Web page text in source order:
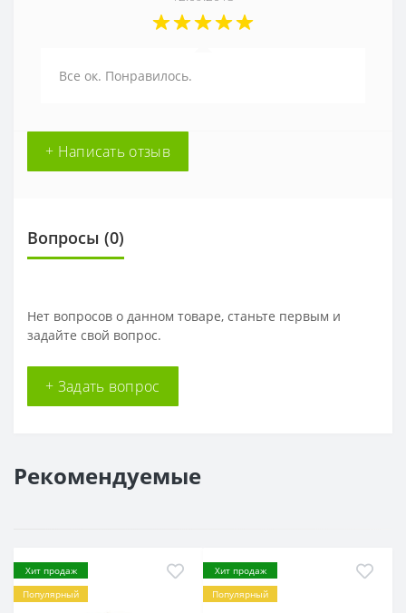
Все ок. Понравилось.
+ Написать отзыв
Вопросы (0)
Нет вопросов о данном товаре, станьте первым и
задайте свой вопрос.
+ Задать вопрос
Рекомендуемые
Хит продаж
Популярный
Хит продаж
Популярный